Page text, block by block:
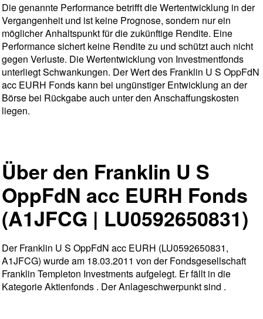
Die genannte Performance betrifft die Wertentwicklung in der
Vergangenheit und ist keine Prognose, sondern nur ein
möglicher Anhaltspunkt für die zukünftige Rendite. Eine
Performance sichert keine Rendite zu und schützt auch nicht
gegen Verluste. Die Wertentwicklung von Investmentfonds
unterliegt Schwankungen. Der Wert des Franklin U S OppFdN
acc EURH Fonds kann bei ungünstiger Entwicklung an der
Börse bei Rückgabe auch unter den Anschaffungskosten
liegen.
Über den Franklin U S
OppFdN acc EURH Fonds
(A1JFCG | LU0592650831)
Der Franklin U S OppFdN acc EURH (LU0592650831,
A1JFCG) wurde am 18.03.2011 von der Fondsgesellschaft
Franklin Templeton Investments aufgelegt. Er fällt in die
Kategorie Aktienfonds . Der Anlageschwerpunkt sind .